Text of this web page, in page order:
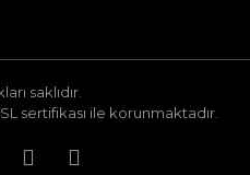
saklıdır.
sertifikası ile korunmaktadır.